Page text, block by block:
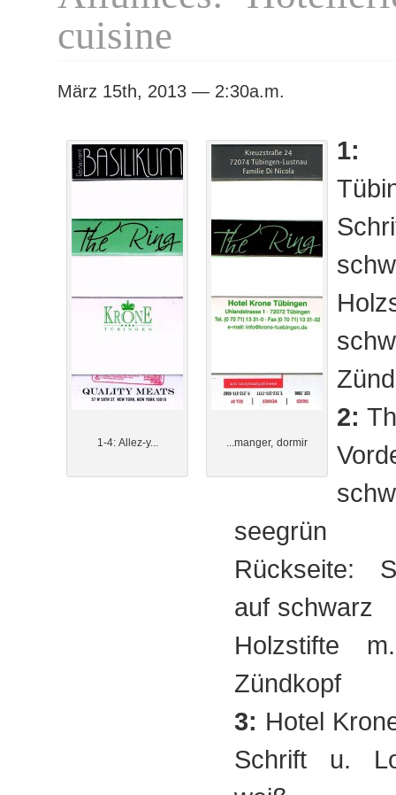
cuisine
März 15th, 2013 — 2:30a.m.
1-4: Allez-y... ...manger, dormir
1:
2:
seegrün
Rückseite:
auf schwarz
Holzstifte
Zündkopf
3: Hotel
Schrift u.